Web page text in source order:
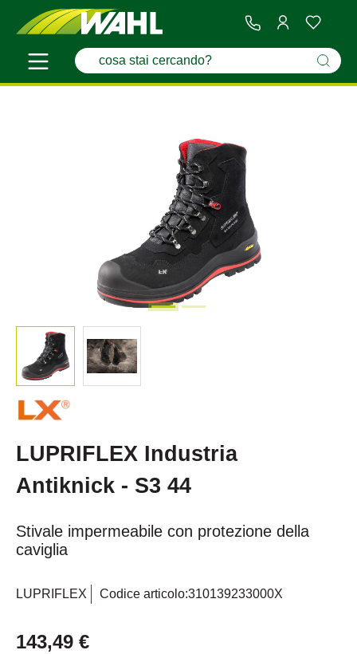
LUPRIFLEX Industria
Antiknick - S3 44
Stivale impermeabile con protezione della
caviglia
LUPRIFLEX Codice articolo:310139233000X
143,49 €